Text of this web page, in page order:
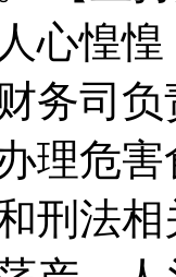
心惶
务司
理危
刑法